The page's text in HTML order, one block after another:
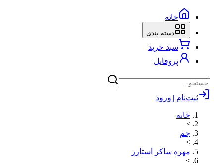
خانه
دسته بندی
سبد خرید
پروفایل
ثبت‌نام | ورود
خانه
>
جم
>
مهره ساکر استارز
>